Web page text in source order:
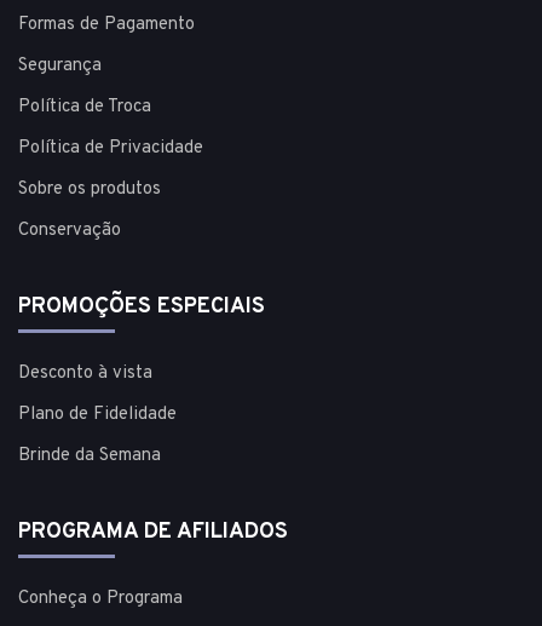
Formas de Pagamento
Segurança
Política de Troca
Política de Privacidade
Sobre os produtos
Conservação
PROMOÇÕES ESPECIAIS
Desconto à vista
Plano de Fidelidade
Brinde da Semana
PROGRAMA DE AFILIADOS
Conheça o Programa